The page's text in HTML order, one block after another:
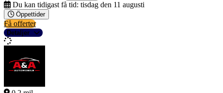
Du kan tidigast få tid: tisdag den 11 augusti
Öppettider
Få offerter
Detaljer